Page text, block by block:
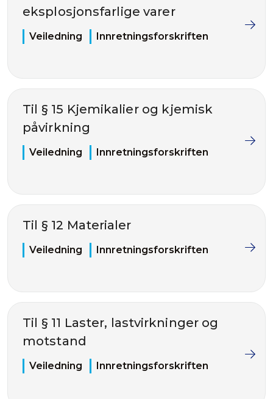
eksplosjonsfarlige varer
Veiledning Innretningsforskriften
Til § 15 Kjemikalier og kjemisk
påvirkning
Veiledning Innretningsforskriften
Til § 12 Materialer
Veiledning Innretningsforskriften
Til § 11 Laster, lastvirkninger og
motstand
Veiledning Innretningsforskriften